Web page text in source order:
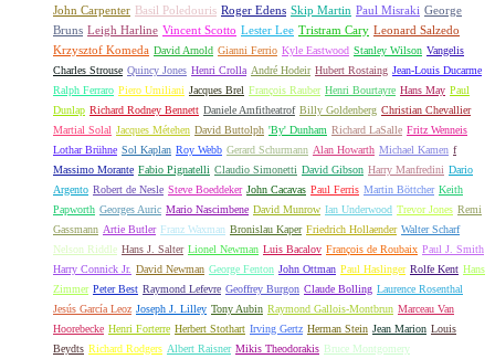
John Carpenter Basil Poledouris Roger Edens Skip Martin Paul Misraki George
Bruns Leigh Harline Vincent Scotto Lester Lee Tristram Cary Leonard Salzedo
Krzysztof Komeda David Arnold Gianni Ferrio Kyle Eastwood Stanley Wilson Vangelis
Charles Strouse Quincy Jones Henri Crolla André Hodeir Hubert Rostaing Jean-Louis Ducarme
Ralph Ferraro Piero Umiliani Jacques Brel François Rauber Henri Bourtayre Hans May Paul
Dunlap Richard Rodney Bennett Daniele Amfitheatrof Billy Goldenberg Christian Chevallier
Martial Solal Jacques Métehen David Buttolph 'By' Dunham Richard LaSalle Fritz Wenneis
Lothar Brühne Sol Kaplan Roy Webb Gerard Schurmann Alan Howarth Michael Kamen f
Massimo Morante Fabio Pignatelli Claudio Simonetti David Gibson Harry Manfredini Dario
Argento Robert de Nesle Steve Boeddeker John Cacavas Paul Ferris Martin Böttcher Keith
Papworth Georges Auric Mario Nascimbene David Munrow Ian Underwood Trevor Jones Remi
Gassmann Artie Butler Franz Waxman Bronislau Kaper Friedrich Hollaender Walter Scharf
Nelson Riddle Hans J. Salter Lionel Newman Luis Bacalov François de Roubaix Paul J. Smith
Harry Connick Jr. David Newman George Fenton John Ottman Paul Haslinger Rolfe Kent Hans
Zimmer Peter Best Raymond Lefevre Geoffrey Burgon Claude Bolling Laurence Rosenthal
Jesús García Leoz Joseph J. Lilley Tony Aubin Raymond Gallois-Montbrun Marceau Van
Hoorebecke Henri Forterre Herbert Stothart Irving Gertz Herman Stein Jean Marion Louis
Beydts Richard Rodgers Albert Raisner Mikis Theodorakis Bruce Montgomery